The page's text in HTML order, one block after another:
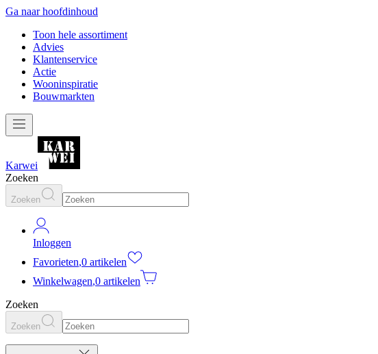
Ga naar hoofdinhoud
Toon hele assortiment
Advies
Klantenservice
Actie
Wooninspiratie
Bouwmarkten
Karwei
Zoeken
Zoeken
Inloggen
Favorieten,0 artikelen
Winkelwagen,0 artikelen
Zoeken
Zoeken